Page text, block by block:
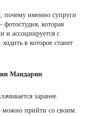
почему именно супруги
которая
и ассоциируется с
в которое станет
Мандарин
заранее.
можно прийти со своим.